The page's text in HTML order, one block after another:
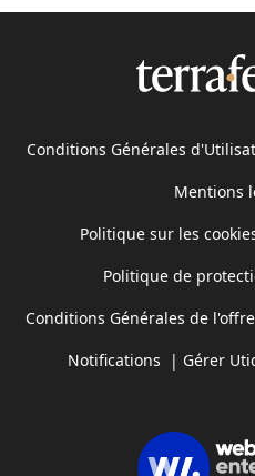
Conditions Générales
Mentions
Politique sur les
Politique de
Conditions Générales de
Notifications | Gérer